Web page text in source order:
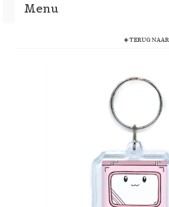
Menu
TERUG NAAR